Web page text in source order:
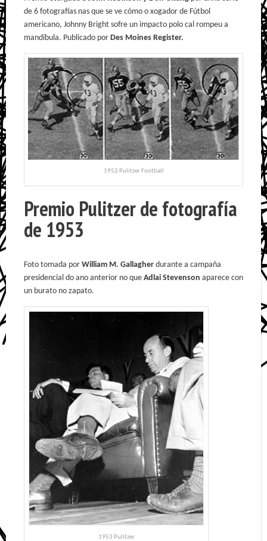
de 6 fotografías nas que se ve cómo o xogador de Fútbol
americano, Johnny Bright sofre un impacto polo cal rompeu a
mandíbula. Publicado por Des Moines Register.
1952 Pulitzer Football
Premio Pulitzer de fotografía
de 1953
Foto tomada por William M. Gallagher durante a campaña
presidencial do ano anterior no que Adlai Stevenson aparece con
un burato no zapato.
1953 Pulitzer